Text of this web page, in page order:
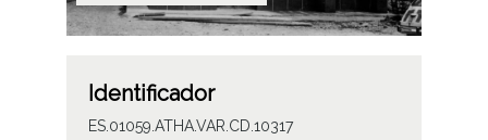
Identificador
ES.01059.ATHA.VAR.CD.10317